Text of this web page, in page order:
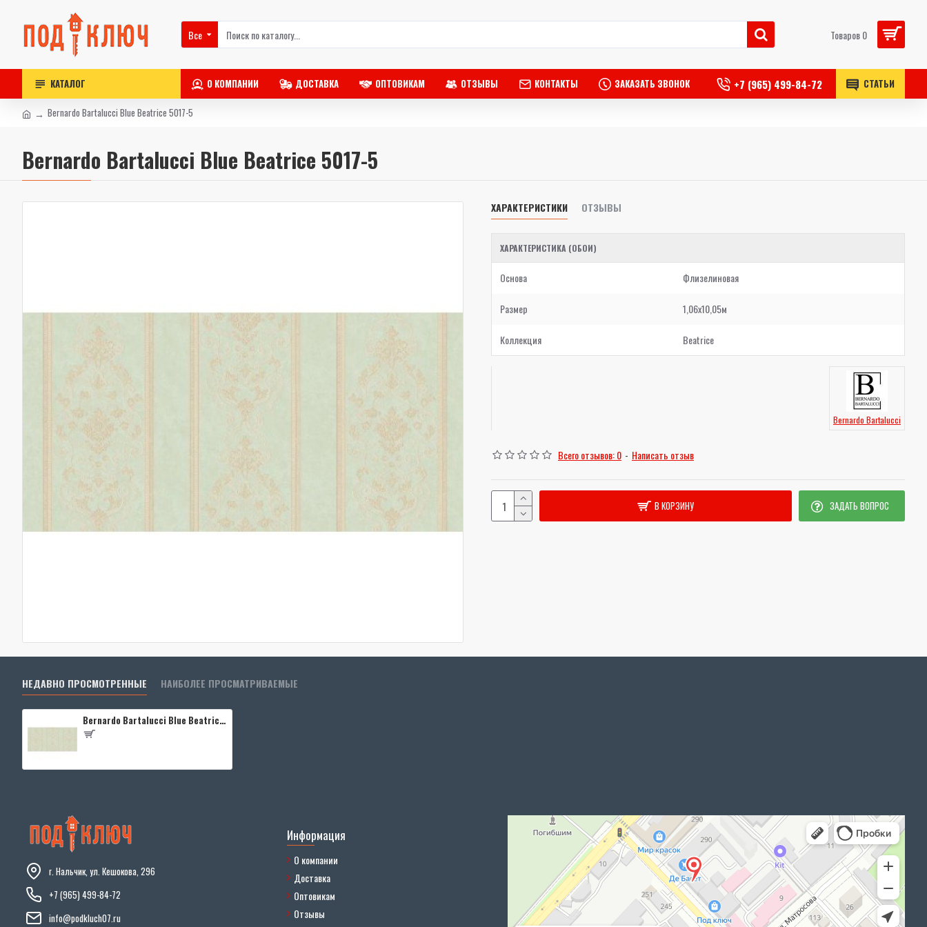
Все Товаров 0
КАТАЛОГ О КОМПАНИИ ДОСТАВКА ОПТОВИКАМ ОТЗЫВЫ КОНТАКТЫ ЗАКАЗАТЬ ЗВОНОК +7 (965) 499-84-72 СТАТЬИ
Bernardo Bartalucci Blue Beatrice 5017-5
Bernardo Bartalucci Blue Beatrice 5017-5
ХАРАКТЕРИСТИКИ ОТЗЫВЫ
ХАРАКТЕРИСТИКА (ОБОИ)
Основа Флизелиновая
Размер 1,06x10,05м
Коллекция Beatrice
Bernardo Bartalucci
Всего отзывов: 0 - Написать отзыв
В КОРЗИНУ ЗАДАТЬ ВОПРОС
НЕДАВНО ПРОСМОТРЕННЫЕ НАИБОЛЕЕ ПРОСМАТРИВАЕМЫЕ
Bernardo Bartalucci Blue Beatrice 5017-5
г. Нальчик, ул. Кешокова, 296
+7 (965) 499-84-72
info@podkluch07.ru
Информация
О компании
Доставка
Оптовикам
Отзывы